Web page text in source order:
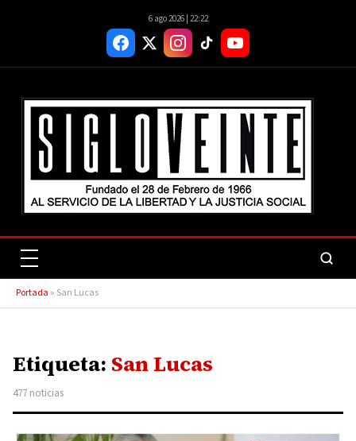
6 ago 2026 | 22:22
Portada » San Lucas
Etiqueta: San Lucas
477 noticias